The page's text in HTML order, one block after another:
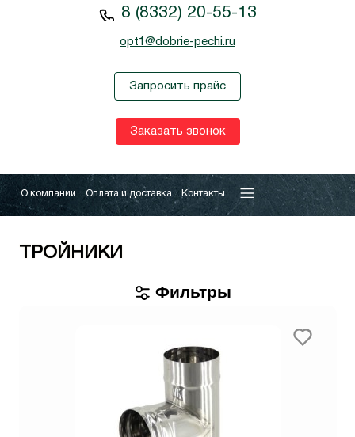
8 (8332) 20-55-13
opt1@dobrie-pechi.ru
Запросить прайс
Заказать звонок
О компании Оплата и доставка Контакты
ТРОЙНИКИ
Фильтры